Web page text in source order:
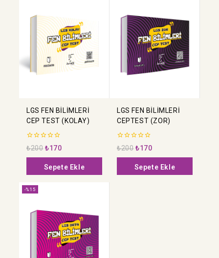
LGS FEN BİLİMLERİ
CEP TEST (KOLAY)
0
5
üzerinden
₺200 ₺170
Sepete Ekle
LGS FEN BİLİMLERİ
CEPTEST (ZOR)
0
5
üzerinden
₺200 ₺170
Sepete Ekle
-%15